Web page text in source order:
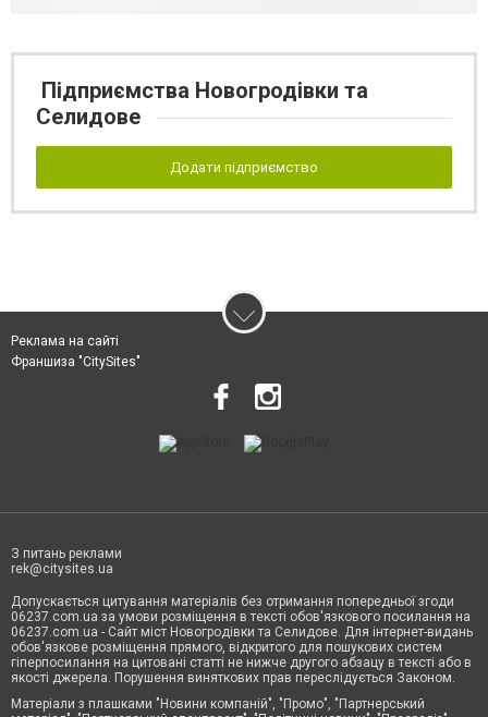
Підприємства Новогродівки та
Селидове
Додати підприємство
Реклама на сайті
Франшиза "CitySites"
З питань реклами
rek@citysites.ua
Допускається цитування матеріалів без отримання попередньої згоди
06237.com.ua за умови розміщення в тексті обов'язкового посилання на
06237.com.ua - Сайт міст Новогродівки та Селидове. Для інтернет-видань
обов'язкове розміщення прямого, відкритого для пошукових систем
гіперпосилання на цитовані статті не нижче другого абзацу в тексті або в
якості джерела. Порушення виняткових прав переслідується Законом.
Матеріали з плашками "Новини компаній", "Промо", "Партнерський